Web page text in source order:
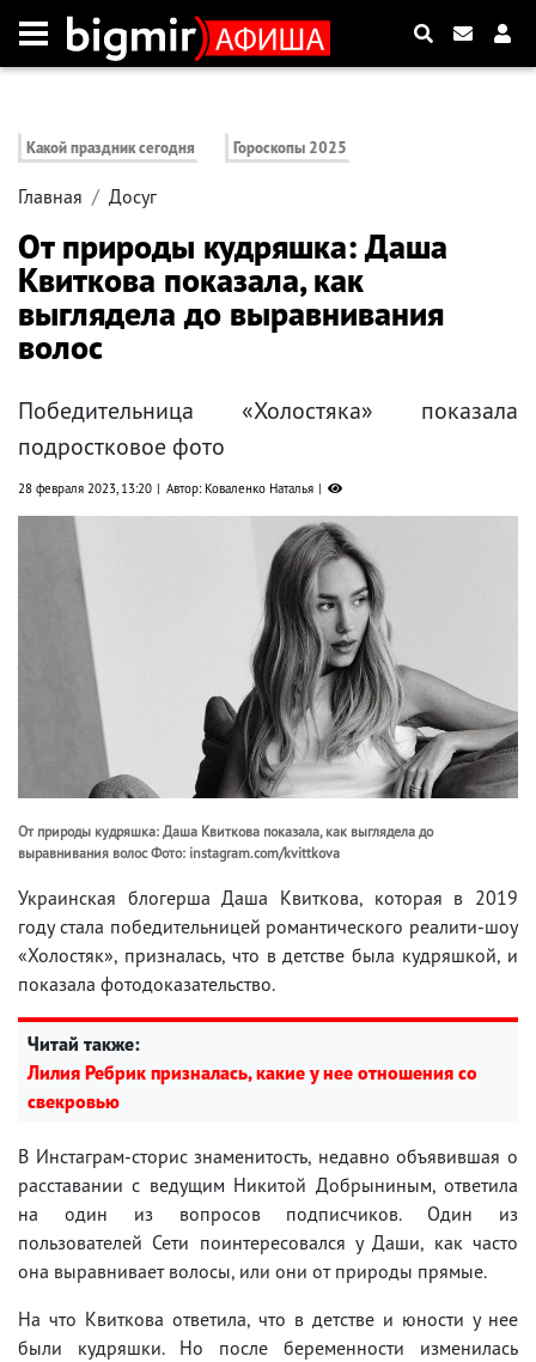
Какой праздник сегодня Гороскопы 2025
Главная Досуг
От природы кудряшка: Даша
Квиткова показала, как
выглядела до выравнивания
волос
Победительница «Холостяка» показала
подростковое фото
28 февраля 2023, 13:20 Автор: Коваленко Наталья
От природы кудряшка: Даша Квиткова показала, как выглядела до
выравнивания волос Фото: instagram.com/kvittkova
Украинская блогерша Даша Квиткова, которая в 2019
году стала победительницей романтического реалити-шоу
«Холостяк», призналась, что в детстве была кудряшкой, и
показала фотодоказательство.
Читай также:
Лилия Ребрик призналась, какие у нее отношения со
свекровью
В Инстаграм-сторис знаменитость, недавно объявившая о
расставании с ведущим Никитой Добрыниным, ответила
на один из вопросов подписчиков. Один из
пользователей Сети поинтересовался у Даши, как часто
она выравнивает волосы, или они от природы прямые.
На что Квиткова ответила, что в детстве и юности у нее
были кудряшки. Но после беременности изменилась